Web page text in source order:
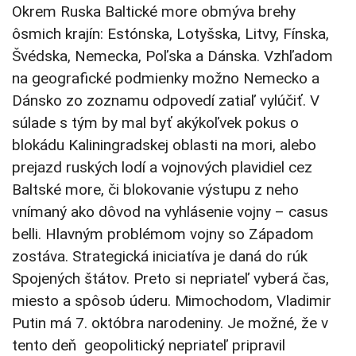
Okrem Ruska Baltické more obmýva brehy
ôsmich krajín: Estónska, Lotyšska, Litvy, Fínska,
Švédska, Nemecka, Poľska a Dánska. Vzhľadom
na geografické podmienky možno Nemecko a
Dánsko zo zoznamu odpovedí zatiaľ vylúčiť. V
súlade s tým by mal byť akýkoľvek pokus o
blokádu Kaliningradskej oblasti na mori, alebo
prejazd ruských lodí a vojnových plavidiel cez
Baltské more, či blokovanie výstupu z neho
vnímaný ako dôvod na vyhlásenie vojny – casus
belli. Hlavným problémom vojny so Západom
zostáva. Strategická iniciatíva je daná do rúk
Spojených štátov. Preto si nepriateľ vyberá čas,
miesto a spôsob úderu. Mimochodom, Vladimir
Putin má 7. októbra narodeniny. Je možné, že v
tento deň geopolitický nepriateľ pripravil